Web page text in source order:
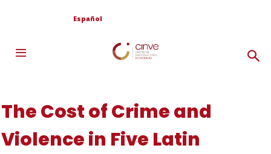
Español
The Cost of Crime and
Violence in Five Latin